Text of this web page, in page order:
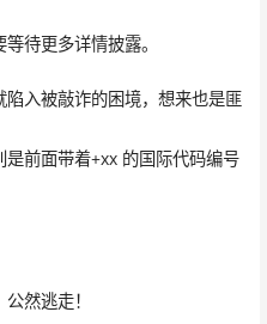
待更多详情披露。
入被敲诈的困境，想来也是匪
前面带着+xx 的国际代码编号
然逃走！